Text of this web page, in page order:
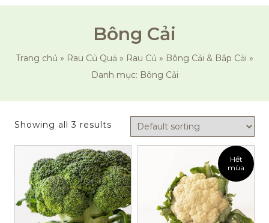
Bông Cải
Trang chủ » Rau Củ Quả » Rau Củ » Bông Cải & Bắp Cải »
Danh mục: Bông Cải
Showing all 3 results
Hết
mùa